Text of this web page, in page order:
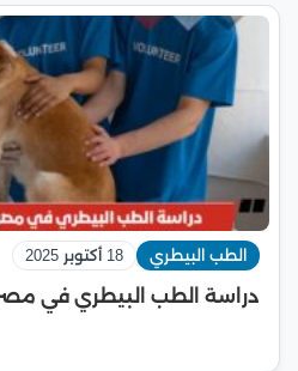
الطب البيطري 18 أكتوبر 2025
دراسة الطب البيطري في